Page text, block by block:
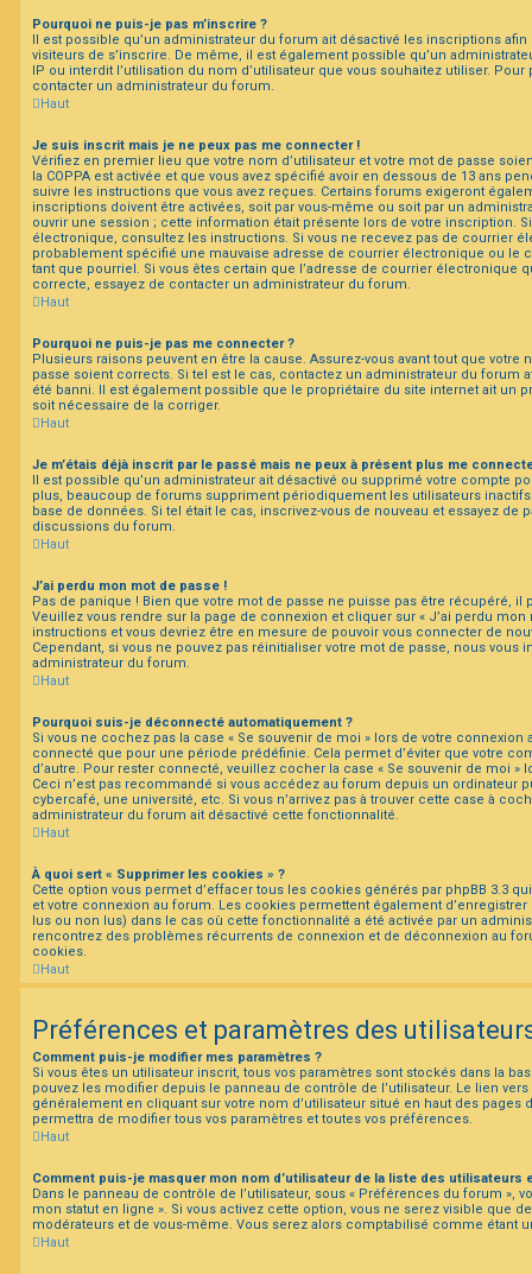
Pourquoi ne puis-je pas m’inscrire ?
Il est possible qu’un administrateur du forum ait désactivé les inscriptions afin
visiteurs de s’inscrire. De même, il est également possible qu’un
IP ou interdit l’utilisation du nom d’utilisateur que vous souhaitez utiliser.
contacter un administrateur du forum.
Haut
Je suis inscrit mais je ne peux pas me connecter !
Vérifiez en premier lieu que votre nom d’utilisateur et votre mot de passe
la COPPA est activée et que vous avez spécifié avoir en dessous de 13 ans
suivre les instructions que vous avez reçues. Certains forums exigeront
inscriptions doivent être activées, soit par vous-même ou soit par un
ouvrir une session ; cette information était présente lors de votre inscription.
électronique, consultez les instructions. Si vous ne recevez pas de courrier
probablement spécifié une mauvaise adresse de courrier électronique ou le
tant que pourriel. Si vous êtes certain que l’adresse de courrier électronique
correcte, essayez de contacter un administrateur du forum.
Haut
Pourquoi ne puis-je pas me connecter ?
Plusieurs raisons peuvent en être la cause. Assurez-vous avant tout que votre
passe soient corrects. Si tel est le cas, contactez un administrateur du forum
été banni. Il est également possible que le propriétaire du site internet ait un
soit nécessaire de la corriger.
Haut
Je m’étais déjà inscrit par le passé mais ne peux à présent plus me
Il est possible qu’un administrateur ait désactivé ou supprimé votre compte
plus, beaucoup de forums suppriment périodiquement les utilisateurs
base de données. Si tel était le cas, inscrivez-vous de nouveau et essayez de
discussions du forum.
Haut
J’ai perdu mon mot de passe !
Pas de panique ! Bien que votre mot de passe ne puisse pas être récupéré,
Veuillez vous rendre sur la page de connexion et cliquer sur « J’ai perdu mon
instructions et vous devriez être en mesure de pouvoir vous connecter de
Cependant, si vous ne pouvez pas réinitialiser votre mot de passe, nous vous
administrateur du forum.
Haut
Pourquoi suis-je déconnecté automatiquement ?
Si vous ne cochez pas la case « Se souvenir de moi » lors de votre connexion
connecté que pour une période prédéfinie. Cela permet d’éviter que votre
d’autre. Pour rester connecté, veuillez cocher la case « Se souvenir de moi »
Ceci n’est pas recommandé si vous accédez au forum depuis un ordinateur
cybercafé, une université, etc. Si vous n’arrivez pas à trouver cette case à
administrateur du forum ait désactivé cette fonctionnalité.
Haut
À quoi sert « Supprimer les cookies » ?
Cette option vous permet d’effacer tous les cookies générés par phpBB 3.3
et votre connexion au forum. Les cookies permettent également d’enregistrer
lus ou non lus) dans le cas où cette fonctionnalité a été activée par un
rencontrez des problèmes récurrents de connexion et de déconnexion au
cookies.
Haut
Préférences et paramètres des
Comment puis-je modifier mes paramètres ?
Si vous êtes un utilisateur inscrit, tous vos paramètres sont stockés dans la
pouvez les modifier depuis le panneau de contrôle de l’utilisateur. Le lien
généralement en cliquant sur votre nom d’utilisateur situé en haut des pages
permettra de modifier tous vos paramètres et toutes vos préférences.
Haut
Comment puis-je masquer mon nom d’utilisateur de la liste des utilisateurs
Dans le panneau de contrôle de l’utilisateur, sous « Préférences du forum »,
mon statut en ligne ». Si vous activez cette option, vous ne serez visible que
modérateurs et de vous-même. Vous serez alors comptabilisé comme étant
Haut